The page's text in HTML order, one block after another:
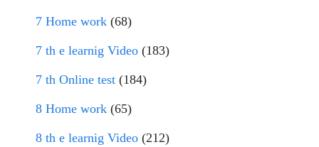
7 Home work (68)
7 th e learnig Video (183)
7 th Online test (184)
8 Home work (65)
8 th e learnig Video (212)